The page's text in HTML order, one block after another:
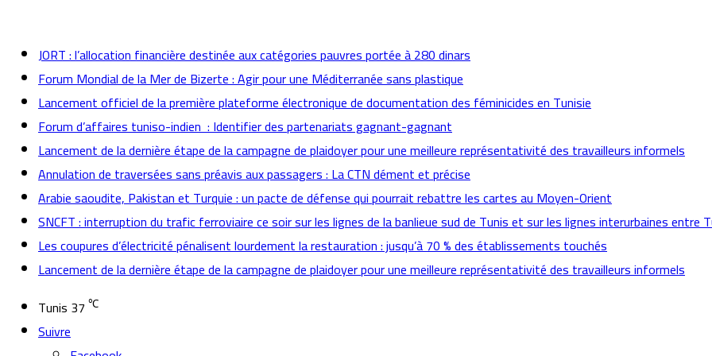
JORT : l’allocation financière destinée aux catégories pauvres portée à 280 dinars
Forum Mondial de la Mer de Bizerte : Agir pour une Méditerranée sans plastique
Lancement officiel de la première plateforme électronique de documentation des féminicides en Tunisie
Forum d’affaires tuniso-indien : Identifier des partenariats gagnant-gagnant
Lancement de la dernière étape de la campagne de plaidoyer pour une meilleure représentativité des travailleurs informels
Annulation de traversées sans préavis aux passagers : La CTN dément et précise
Arabie saoudite, Pakistan et Turquie : un pacte de défense qui pourrait rebattre les cartes au Moyen-Orient
SNCFT : interruption du trafic ferroviaire ce soir sur les lignes de la banlieue sud de Tunis et sur les lignes interurbaines entre
Les coupures d’électricité pénalisent lourdement la restauration : jusqu’à 70 % des établissements touchés
Lancement de la dernière étape de la campagne de plaidoyer pour une meilleure représentativité des travailleurs informels
Tunis 37 ℃
Suivre